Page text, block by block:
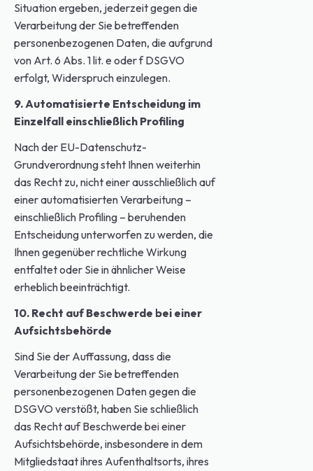
Situation ergeben, jederzeit gegen die
Verarbeitung der Sie betreffenden
personenbezogenen Daten, die aufgrund
von Art. 6 Abs. 1 lit. e oder f DSGVO
erfolgt, Widerspruch einzulegen.
9. Automatisierte Entscheidung im
Einzelfall einschließlich Profiling
Nach der EU-Datenschutz-
Grundverordnung steht Ihnen weiterhin
das Recht zu, nicht einer ausschließlich auf
einer automatisierten Verarbeitung –
einschließlich Profiling – beruhenden
Entscheidung unterworfen zu werden, die
Ihnen gegenüber rechtliche Wirkung
entfaltet oder Sie in ähnlicher Weise
erheblich beeinträchtigt.
10. Recht auf Beschwerde bei einer
Aufsichtsbehörde
Sind Sie der Auffassung, dass die
Verarbeitung der Sie betreffenden
personenbezogenen Daten gegen die
DSGVO verstößt, haben Sie schließlich
das Recht auf Beschwerde bei einer
Aufsichtsbehörde, insbesondere in dem
Mitgliedstaat ihres Aufenthaltsorts, ihres